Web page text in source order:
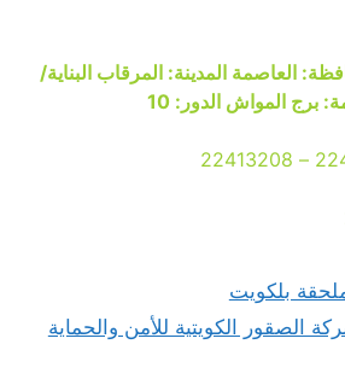
العاصمة المدينة: المرقاب البناية/
برج المواش الدور: 10
بلكويت
الصقور الكويتية للأمن والحماية